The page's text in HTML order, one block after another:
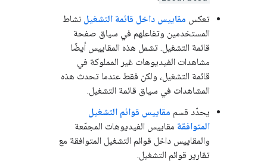
تعكس مقاييس داخل قائمة التشغيل نشاط
المستخدمين وتفاعلهم في سياق صفحة
قائمة التشغيل. تشمل هذه المقاييس أيضًا
مشاهدات الفيديوهات غير المملوكة في
قائمة التشغيل، ولكن فقط عندما تحدث هذه
المشاهدات في سياق قائمة التشغيل.
يحدّد قسم مقاييس قوائم التشغيل
المتوافقة مقاييس الفيديوهات المجمّعة
والمقاييس داخل قوائم التشغيل المتوافقة مع
تقارير قوائم التشغيل.